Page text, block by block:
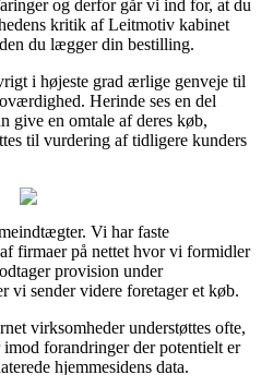
og derfor går vi ind for, at du
kritik af Leitmotiv kabinet
du lægger din bestilling.
i højeste grad ærlige genveje til
Herinde ses en del
give en omtale af deres køb,
til vurdering af tidligere kunders
Vi har faste
firmaer på nettet hvor vi formidler
provision under
vi sender videre foretager et køb.
virksomheder understøttes ofte,
forandringer der potentielt er
hjemmesidens data.